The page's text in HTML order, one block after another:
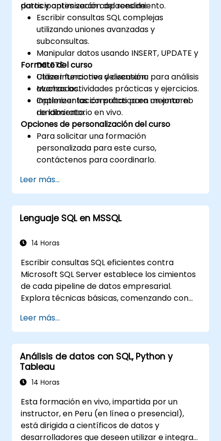
datos y optimización del rendimiento.
participantes serán capaces de:
Escribir consultas SQL complejas
utilizando uniones avanzadas y
subconsultas.
Manipular datos usando INSERT, UPDATE y
DELETE.
Utilizar funciones de ventana para análisis
avanzados.
Optimizar las consultas para mejorar el
rendimiento.
Formato del curso
Clase interactiva y discusión.
Muchas actividades prácticas y ejercicios.
Implementación práctica en un entorno
de laboratorio en vivo.
Opciones de personalización del curso
Para solicitar una formación
personalizada para este curso,
contáctenos para coordinarlo.
Leer más...
Lenguaje SQL en MSSQL
14 Horas
Escribir consultas SQL eficientes contra
Microsoft SQL Server establece los cimientos
de cada pipeline de datos empresarial.
Explora técnicas básicas, comenzando con
avanza a través de la recuperación de datos,
filtrado, ordenamiento y agregación
mediante funciones de agrupación y
subconsultas. Guía a los participantes a
través de uniones entre varias tablas,
operadores de conjuntos, operaciones DML y
manipular conjuntos de datos de inteligencia
empresarial de manera confiable.
Leer más...
Análisis de datos con SQL, Python y
Tableau
14 Horas
Esta formación en vivo, impartida por un
instructor, en Peru (en línea o presencial),
está dirigida a científicos de datos y
desarrolladores que deseen utilizar e integrar